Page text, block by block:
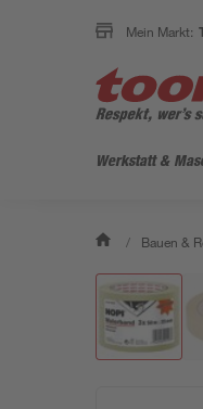
Mein Markt:
Werkstatt &
/ Bauen &